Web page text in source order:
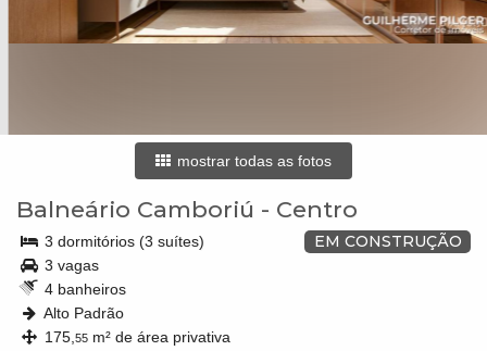
mostrar todas as fotos
Balneário Camboriú - Centro
EM CONSTRUÇÃO
3 dormitórios (3 suítes)
3 vagas
4 banheiros
Alto Padrão
175, 55 m² de área privativa